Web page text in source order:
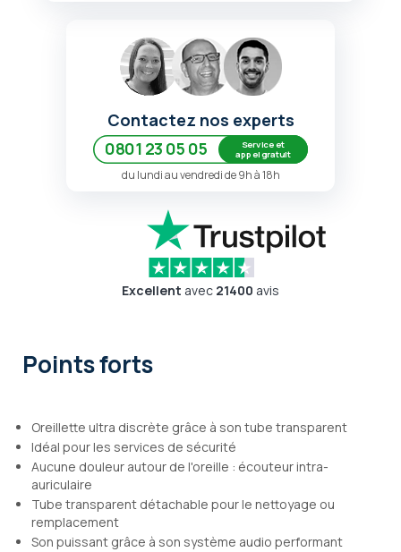
Contactez nos experts
0801 23 05 05
Service et
appel gratuit
du lundi au vendredi de 9h à 18h
Excellent avec 21400 avis
Points forts
Oreillette ultra discrète grâce à son tube transparent
Idéal pour les services de sécurité
Aucune douleur autour de l'oreille : écouteur intra-
auriculaire
Tube transparent détachable pour le nettoyage ou
remplacement
Son puissant grâce à son système audio performant